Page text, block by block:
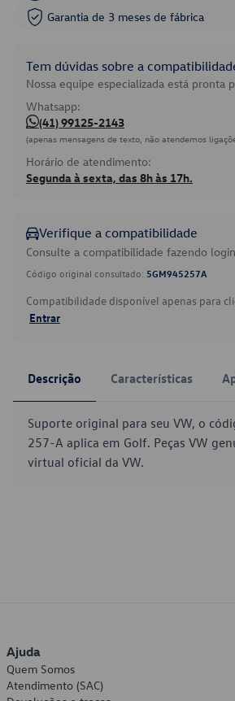
Garantia de 3 meses de fábrica
Tem dúvidas sobre a
Nossa equipe especializada está pronta
Whatsapp:
(41) 99125-2143
(apenas mensagens de texto, não atendemos
Horário de atendimento:
Segunda à sexta, das 8h às 17h.
Verifique a compatibilidade
Consulte a compatibilidade fazendo
Código original consultado: 5GM945257A
Compatibilidade disponível apenas para
Entrar
Descrição Características
Suporte original para seu VW, o
257-A aplica em Golf. Peças VW
virtual oficial da VW.
Ajuda
Quem Somos
Atendimento (SAC)